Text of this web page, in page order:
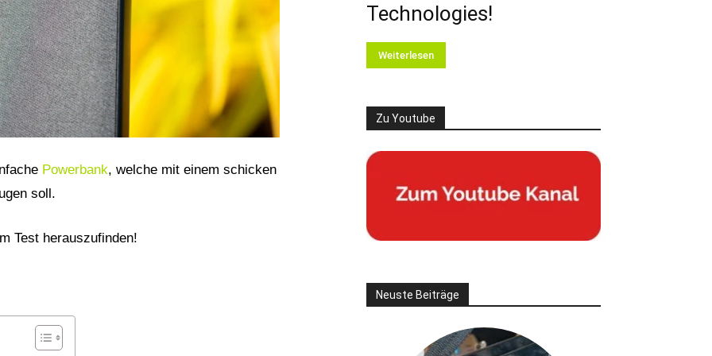
Powerbank, welche mit einem schicken
soll.
Test herauszufinden!
Technologies!
Weiterlesen
Zu Youtube
Neuste Beiträge